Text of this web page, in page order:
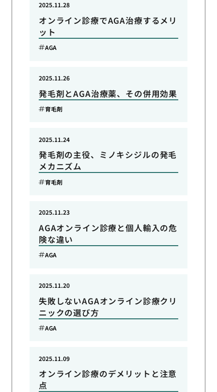
オンライン診療でAGA治療するメリ
ット
2025.11.28
AGA
発毛剤とAGA治療薬、その併用効果
2025.11.26
育毛剤
発毛剤の主役、ミノキシジルの発毛
メカニズム
2025.11.24
育毛剤
AGAオンライン診療と個人輸入の危
険な違い
2025.11.23
AGA
失敗しないAGAオンライン診療クリ
ニックの選び方
2025.11.20
AGA
オンライン診療のデメリットと注意
点
2025.11.09